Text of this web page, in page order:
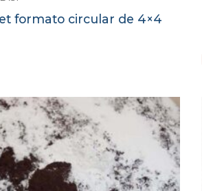
formato circular de 4×4